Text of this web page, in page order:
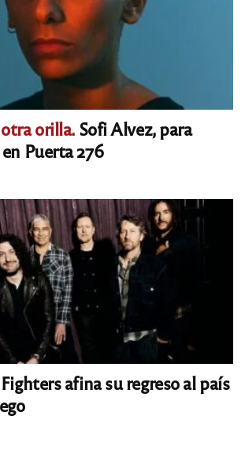
orilla. Sofi Alvez, para
Puerta 276
afina su regreso al país